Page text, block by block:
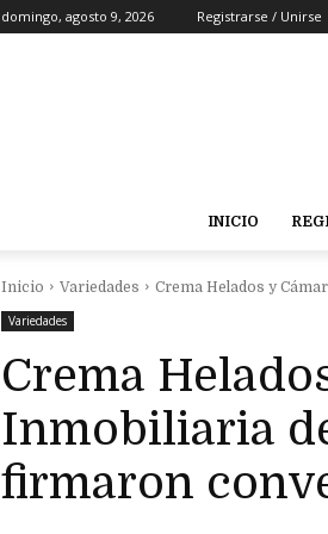
domingo, agosto 9, 2026 Registrarse / Unirse
INICIO
Inicio Variedades
Crema Helados y
Variedades
Crema
Inmobiliaria
firmaron